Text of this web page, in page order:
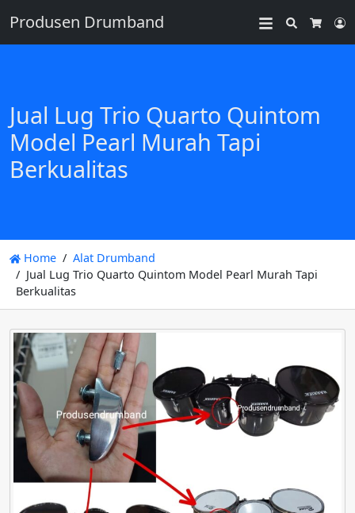
Produsen Drumband
Search
Jual Lug Trio Quarto Quintom
Model Pearl Murah Tapi
Berkualitas
Home
Alat Drumband
Jual Lug Trio Quarto Quintom Model Pearl Murah Tapi
Berkualitas